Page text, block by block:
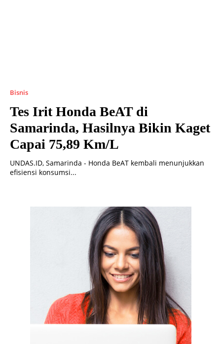
Bisnis
Tes Irit Honda BeAT di
Samarinda, Hasilnya Bikin Kaget
Capai 75,89 Km/L
UNDAS.ID, Samarinda - Honda BeAT kembali menunjukkan
efisiensi konsumsi...